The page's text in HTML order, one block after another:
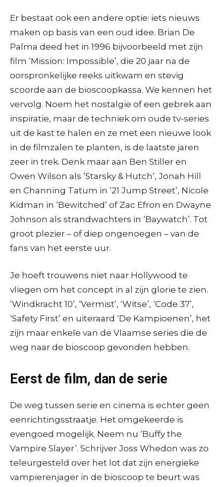
Er bestaat ook een andere optie: iets nieuws
maken op basis van een oud idee. Brian De
Palma deed het in 1996 bijvoorbeeld met zijn
film ‘Mission: Impossible’, die 20 jaar na de
oorspronkelijke reeks uitkwam en stevig
scoorde aan de bioscoopkassa. We kennen het
vervolg. Noem het nostalgie of een gebrek aan
inspiratie, maar de techniek om oude tv-series
uit de kast te halen en ze met een nieuwe look
in de filmzalen te planten, is de laatste jaren
zeer in trek. Denk maar aan Ben Stiller en
Owen Wilson als ‘Starsky & Hutch’, Jonah Hill
en Channing Tatum in ’21 Jump Street’, Nicole
Kidman in ‘Bewitched’ of Zac Efron en Dwayne
Johnson als strandwachters in ‘Baywatch’. Tot
groot plezier – of diep ongenoegen – van de
fans van het eerste uur.
Je hoeft trouwens niet naar Hollywood te
vliegen om het concept in al zijn glorie te zien.
‘Windkracht 10’, ‘Vermist’, ‘Witse’, ‘Code 37’,
‘Safety First’ en uiteraard ‘De Kampioenen’, het
zijn maar enkele van de Vlaamse series die de
weg naar de bioscoop gevonden hebben.
Eerst de film, dan de serie
De weg tussen serie en cinema is echter geen
eenrichtingsstraatje. Het omgekeerde is
evengoed mogelijk. Neem nu ‘Buffy the
Vampire Slayer’. Schrijver Joss Whedon was zo
teleurgesteld over het lot dat zijn energieke
vampierenjager in de bioscoop te beurt was